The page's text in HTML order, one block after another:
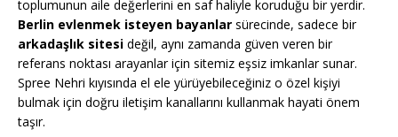
toplumunun aile değerlerini en saf haliyle koruduğu bir yerdir.
Berlin evlenmek isteyen bayanlar sürecinde, sadece bir
arkadaşlık sitesi değil, aynı zamanda güven veren bir
referans noktası arayanlar için sitemiz eşsiz imkanlar sunar.
Spree Nehri kıyısında el ele yürüyebileceğiniz o özel kişiyi
bulmak için doğru iletişim kanallarını kullanmak hayati önem
taşır.